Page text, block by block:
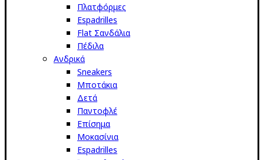
Πλατφόρμες
Espadrilles
Flat Σανδάλια
Πέδιλα
Ανδρικά
Sneakers
Μποτάκια
Δετά
Παντοφλέ
Επίσημα
Μοκασίνια
Espadrilles